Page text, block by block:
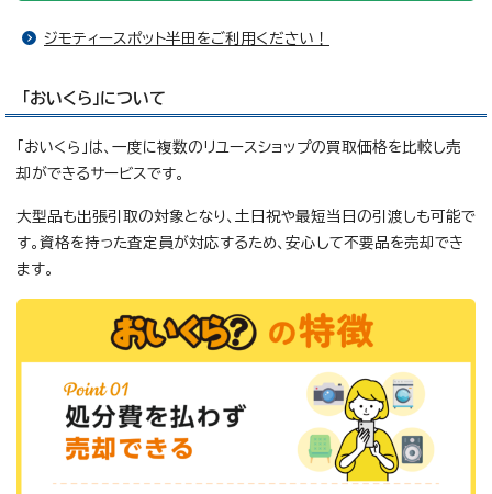
ジモティースポット半田をご利用ください！
「おいくら」について
「おいくら」は、一度に複数のリユースショップの買取価格を比較し売
却ができるサービスです。
大型品も出張引取の対象となり、土日祝や最短当日の引渡しも可能で
す。資格を持った査定員が対応するため、安心して不要品を売却でき
ます。